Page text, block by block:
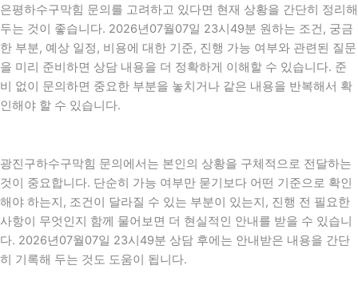
은평하수구막힘 문의를 고려하고 있다면 현재 상황을 간단히 정리해
두는 것이 좋습니다. 2026년07월07일 23시49분 원하는 조건, 궁금
한 부분, 예상 일정, 비용에 대한 기준, 진행 가능 여부와 관련된 질문
을 미리 준비하면 상담 내용을 더 정확하게 이해할 수 있습니다. 준
비 없이 문의하면 중요한 부분을 놓치거나 같은 내용을 반복해서 확
인해야 할 수 있습니다.
광진구하수구막힘 문의에서는 본인의 상황을 구체적으로 전달하는
것이 중요합니다. 단순히 가능 여부만 묻기보다 어떤 기준으로 확인
해야 하는지, 조건이 달라질 수 있는 부분이 있는지, 진행 전 필요한
사항이 무엇인지 함께 물어보면 더 현실적인 안내를 받을 수 있습니
다. 2026년07월07일 23시49분 상담 후에는 안내받은 내용을 간단
히 기록해 두는 것도 도움이 됩니다.